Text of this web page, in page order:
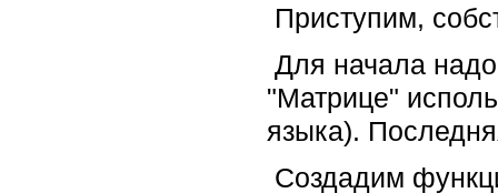
Приступим,
Для начала
"Матрице"
языка).
Создадим